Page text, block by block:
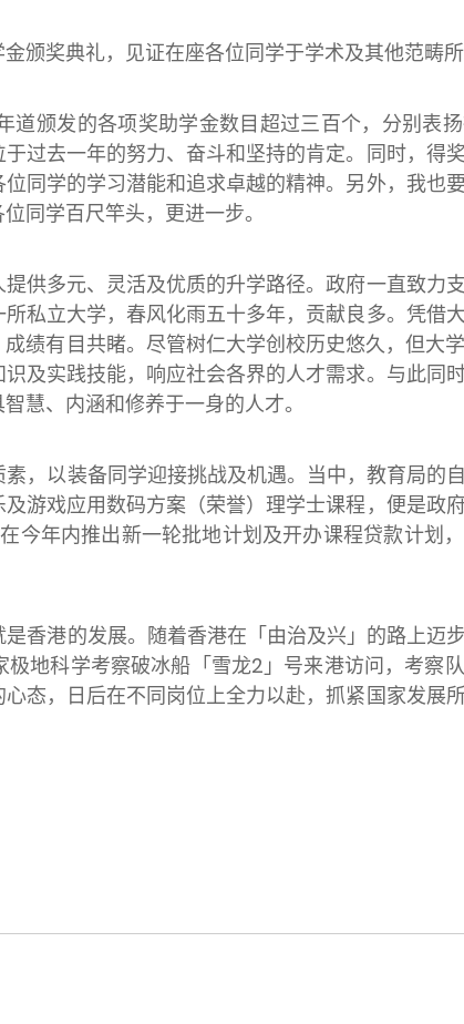
典礼，见证在座各位同学于学术及其他范畴所
发的各项奖助学金数目超过三百个，分别表
过去一年的努力、奋斗和坚持的肯定。同时，得
同学的学习潜能和追求卓越的精神。另外，我也
同学百尺竿头，更进一步。
多元、灵活及优质的升学路径。政府一直致力
私立大学，春风化雨五十多年，贡献良多。凭借
绩有目共睹。尽管树仁大学创校历史悠久，但大
及实践技能，响应社会各界的人才需求。与此同
慧、内涵和修养于一身的人才。
以装备同学迎接挑战及机遇。当中，教育局的
游戏应用数码方案（荣誉）理学士课程，便是政
年内推出新一轮批地计划及开办课程贷款计划
港的发展。随着香港在「由治及兴」的路上迈
地科学考察破冰船「雪龙2」号来港访问，考察
态，日后在不同岗位上全力以赴，抓紧国家发展